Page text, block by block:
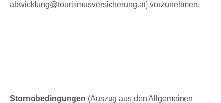
abwicklung@tourismusversicherung.at) vorzunehmen.
Stornobedingungen (Auszug aus den Allgemeinen